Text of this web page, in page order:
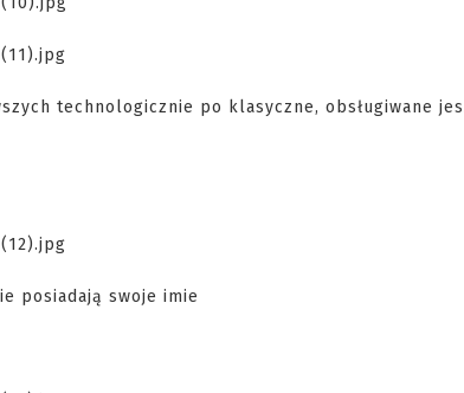
technologicznie po klasyczne, obsługiwane
posiadają swoje imie